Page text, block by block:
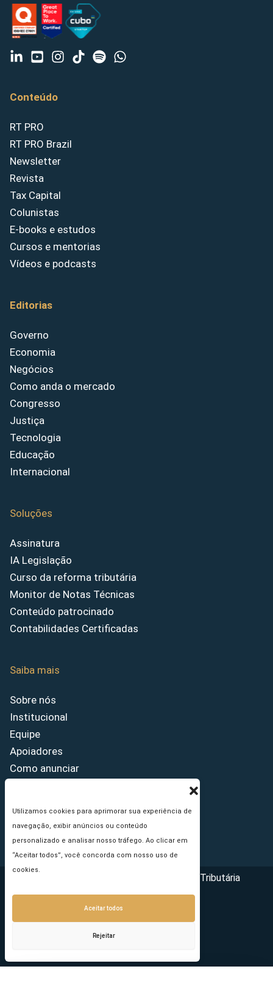
Utilizamos cookies para aprimorar sua experiência de
navegação, exibir anúncios ou conteúdo
personalizado e analisar nosso tráfego. Ao clicar em
“Aceitar todos”, você concorda com nosso uso de
cookies.
Aceitar todos
Rejeitar
Conteúdo
RT PRO
RT PRO Brazil
Newsletter
Revista
Tax Capital
Colunistas
E-books e estudos
Cursos e mentorias
Vídeos e podcasts
Editorias
Governo
Economia
Negócios
Como anda o mercado
Congresso
Justiça
Tecnologia
Educação
Internacional
Soluções
Assinatura
IA Legislação
Curso da reforma tributária
Monitor de Notas Técnicas
Conteúdo patrocinado
Contabilidades Certificadas
Saiba mais
Sobre nós
Institucional
Equipe
Apoiadores
Como anunciar
Princípios Editoriais
Copyright © 2026 - Portal da Reforma Tributária